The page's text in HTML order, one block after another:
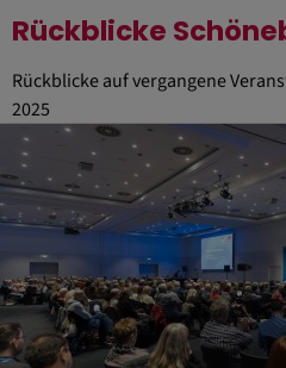
Rückblicke
Rückblicke auf vergangene
2025